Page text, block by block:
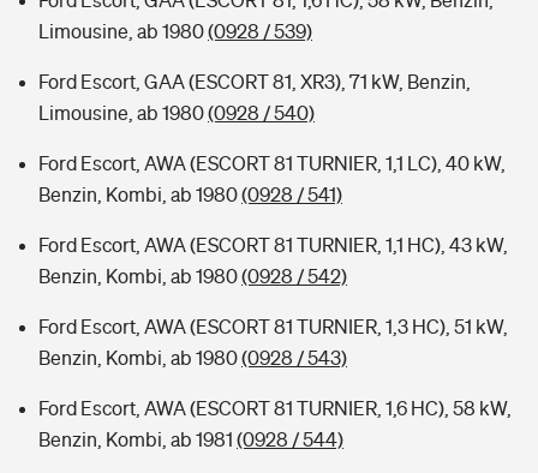
Limousine, ab 1980(0928 / 539)
Ford Escort, GAA (ESCORT 81, XR3), 71 kW, Benzin,
Limousine, ab 1980(0928 / 540)
Ford Escort, AWA (ESCORT 81 TURNIER, 1,1 LC), 40 kW,
Benzin, Kombi, ab 1980(0928 / 541)
Ford Escort, AWA (ESCORT 81 TURNIER, 1,1 HC), 43 kW,
Benzin, Kombi, ab 1980(0928 / 542)
Ford Escort, AWA (ESCORT 81 TURNIER, 1,3 HC), 51 kW,
Benzin, Kombi, ab 1980(0928 / 543)
Ford Escort, AWA (ESCORT 81 TURNIER, 1,6 HC), 58 kW,
Benzin, Kombi, ab 1981 (0928 / 544)